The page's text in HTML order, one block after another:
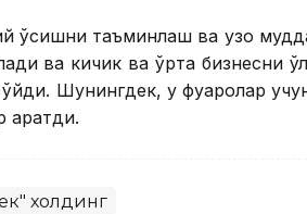
ўсишни таъминлаш ва узоқ
ва кичик ва ўрта бизнесни
Шунингдек, у фуқаролар
холдинг